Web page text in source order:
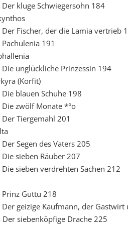
Der kluge Schwiegersohn 184
Der Fischer, der die Lamia vertrieb
191
Die unglückliche Prinzessin 194
(Korfit)
blauen Schuhe 198
Die zwölf Monate *°o
Tiergemahl 201
Segen des Vaters 205
Die sieben Räuber 207
Die sieben verdrehten Sachen 212
Prinz Guttu 218
Der geizige Kaufmann, der
Der siebenköpfige Drache 225